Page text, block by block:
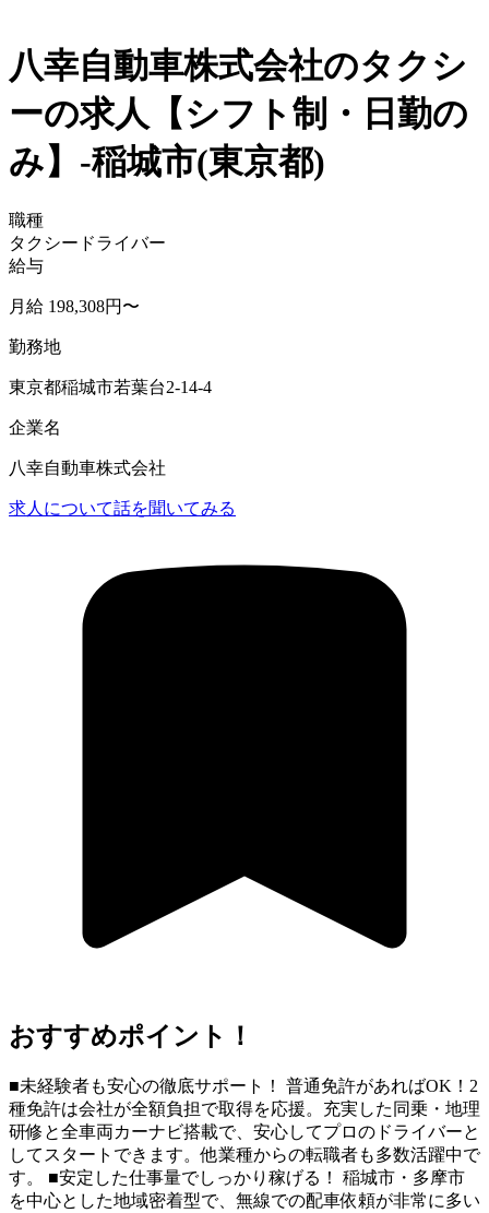
八幸自動車株式会社のタクシ
ーの求人【シフト制・日勤の
み】-稲城市(東京都)
職種
タクシードライバー
給与
月給 198,308円〜
勤務地
東京都稲城市若葉台2-14-4
企業名
八幸自動車株式会社
求人について話を聞いてみる
おすすめポイント！
■未経験者も安心の徹底サポート！ 普通免許があればOK！2
種免許は会社が全額負担で取得を応援。充実した同乗・地理
研修と全車両カーナビ搭載で、安心してプロのドライバーと
してスタートできます。他業種からの転職者も多数活躍中で
す。 ■安定した仕事量でしっかり稼げる！ 稲城市・多摩市
を中心とした地域密着型で、無線での配車依頼が非常に多い